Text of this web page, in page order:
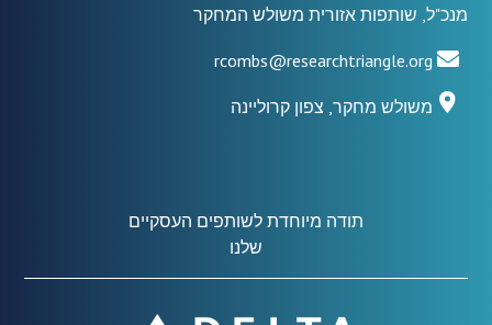
מנכ"ל, שותפות אזורית משולש המחקר
rcombs@researchtriangle.org
משולש מחקר, צפון קרוליינה
תודה מיוחדת לשותפים העסקיים
שלנו